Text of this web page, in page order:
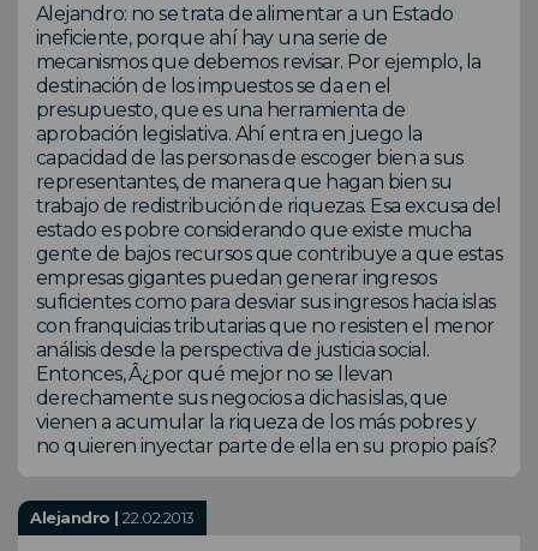
Alejandro: no se trata de alimentar a un Estado
ineficiente, porque ahí hay una serie de
mecanismos que debemos revisar. Por ejemplo, la
destinación de los impuestos se da en el
presupuesto, que es una herramienta de
aprobación legislativa. Ahí entra en juego la
capacidad de las personas de escoger bien a sus
representantes, de manera que hagan bien su
trabajo de redistribución de riquezas. Esa excusa del
estado es pobre considerando que existe mucha
gente de bajos recursos que contribuye a que estas
empresas gigantes puedan generar ingresos
suficientes como para desviar sus ingresos hacia islas
con franquicias tributarias que no resisten el menor
análisis desde la perspectiva de justicia social.
Entonces, Â¿por qué mejor no se llevan
derechamente sus negocios a dichas islas, que
vienen a acumular la riqueza de los más pobres y
no quieren inyectar parte de ella en su propio país?
Alejandro |22.02.2013